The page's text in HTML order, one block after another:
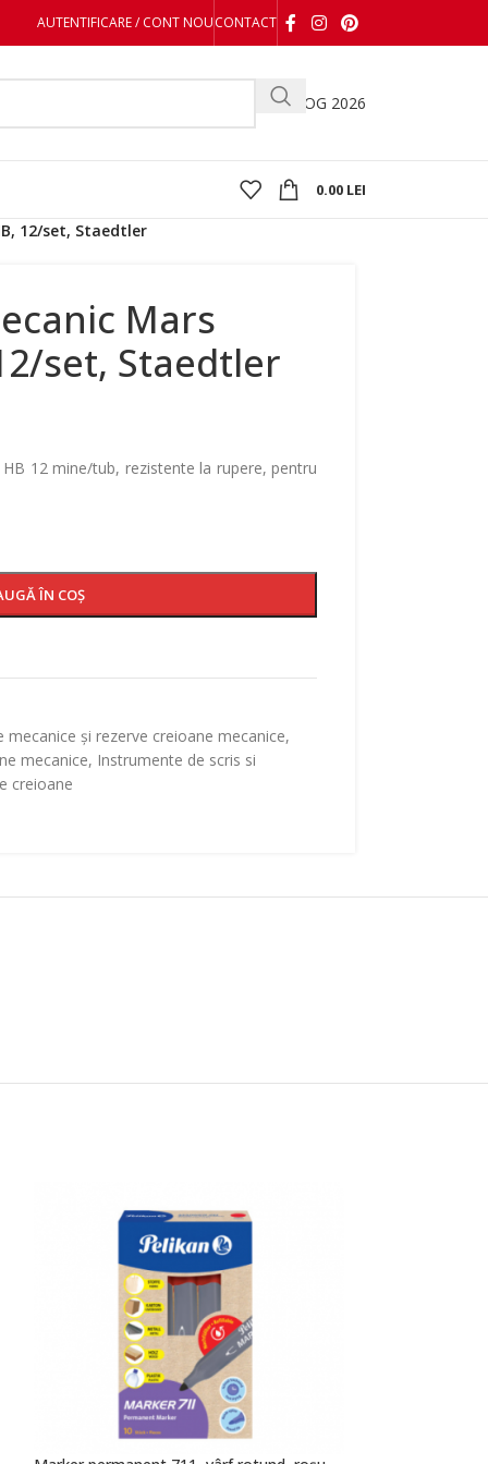
AUTENTIFICARE / CONT NOUCONTACT
CATALOG 2026
0.00 LEI
12/set, Staedtler
Mars
set, Staedtler
12 mine/tub, rezistente la rupere, pentru
ÎN COȘ
mecanice și rezerve creioane mecanice,
mecanice, Instrumente de scris si
creioane